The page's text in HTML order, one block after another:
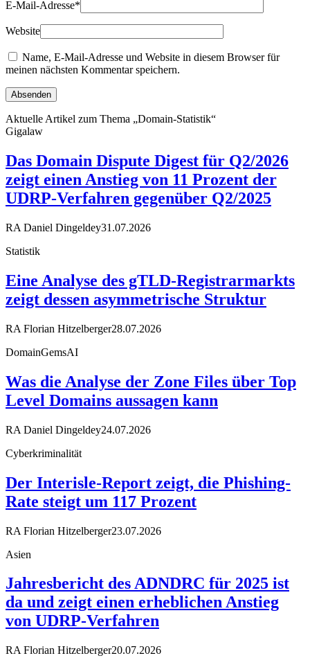
E-Mail-Adresse*
Website
Name, E-Mail-Adresse und Website in diesem Browser für
meinen nächsten Kommentar speichern.
Aktuelle Artikel zum Thema „Domain-Statistik“
Gigalaw
Das Domain Dispute Digest für Q2/2026
zeigt einen Anstieg von 11 Prozent der
UDRP-Verfahren gegenüber Q2/2025
RA Daniel Dingeldey31.07.2026
Statistik
Eine Analyse des gTLD-Registrarmarkts
zeigt dessen asymmetrische Struktur
RA Florian Hitzelberger28.07.2026
DomainGemsAI
Was die Analyse der Zone Files über Top
Level Domains aussagen kann
RA Daniel Dingeldey24.07.2026
Cyberkriminalität
Der Interisle-Report zeigt, die Phishing-
Rate steigt um 117 Prozent
RA Florian Hitzelberger23.07.2026
Asien
Jahresbericht des ADNDRC für 2025 ist
da und zeigt einen erheblichen Anstieg
von UDRP-Verfahren
RA Florian Hitzelberger20.07.2026